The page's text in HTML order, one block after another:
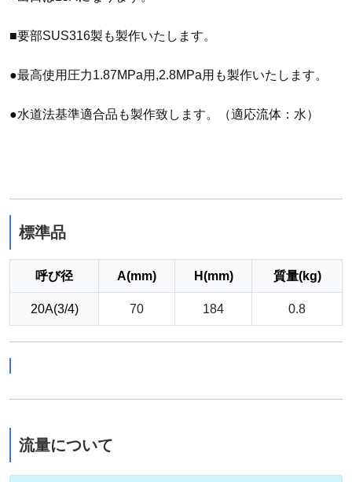
■要部SUS316製も製作いたします。
●最高使用圧力1.87MPa用,2.8MPa用も製作いたします。
●水道法基準適合品も製作致します。（適応流体：水）
標準品
呼び径 A(mm) H(mm) 質量(kg)
20A(3/4) 70 184 0.8
流量について